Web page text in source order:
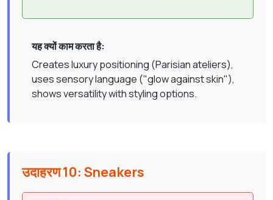
यह क्यों काम करता है:
Creates luxury positioning (Parisian ateliers),
uses sensory language ("glow against skin"),
shows versatility with styling options.
उदाहरण 10: Sneakers